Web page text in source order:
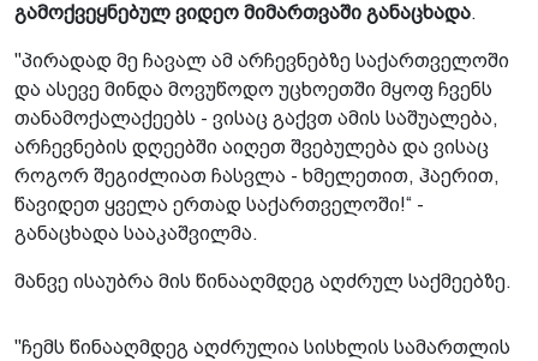
გამოქვეყნებულ ვიდეო მიმართვაში განაცხადა.
"პირადად მე ჩავალ ამ არჩევნებზე საქართველოში
და ასევე მინდა მოვუწოდო უცხოეთში მყოფ ჩვენს
თანამოქალაქეებს - ვისაც გაქვთ ამის საშუალება,
არჩევნების დღეებში აიღეთ შვებულება და ვისაც
როგორ შეგიძლიათ ჩასვლა - ხმელეთით, ჰაერით,
წავიდეთ ყველა ერთად საქართველოში!“ -
განაცხადა სააკაშვილმა.
მანვე ისაუბრა მის წინააღმდეგ აღძრულ საქმეებზე.
"ჩემს წინააღმდეგ აღძრულია სისხლის სამართლის